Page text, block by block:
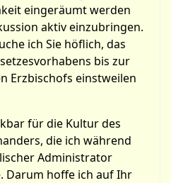
eingeräumt werden
aktiv einzubringen.
ich Sie höflich, das
bis zur
Erzbischofs einstweilen
für die Kultur des
die ich während
Administrator
Darum hoffe ich auf Ihr